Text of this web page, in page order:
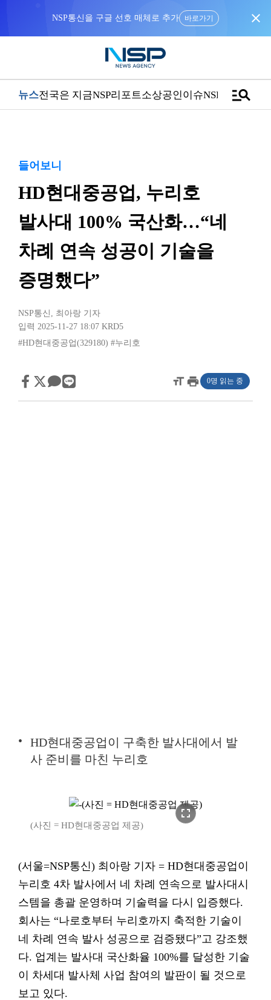
NSP통신을 구글 선호 매체로 추가 바로가기 close
뉴스전국은 지금NSP리포트소상공인이슈NSPTVmanage_search
들어보니
HD현대중공업, 누리호
발사대 100% 국산화…“네
차례 연속 성공이 기술을
증명했다”
NSP통신 , 최아랑 기자
입력 2025-11-27 18:07 KRD5
#HD현대중공업(329180) #누리호
format_sizeprint 0명 읽는 중
HD현대중공업이 구축한 발사대에서 발
사 준비를 마친 누리호
fullscreen
(사진 = HD현대중공업 제공)
(서울=NSP통신) 최아랑 기자 = HD현대중공업이
누리호 4차 발사에서 네 차례 연속으로 발사대시
스템을 총괄 운영하며 기술력을 다시 입증했다.
회사는 “나로호부터 누리호까지 축적한 기술이
네 차례 연속 발사 성공으로 검증됐다”고 강조했
다. 업계는 발사대 국산화율 100%를 달성한 기술
이 차세대 발사체 사업 참여의 발판이 될 것으로
보고 있다.